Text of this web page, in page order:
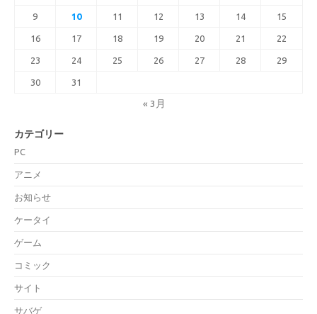
9 10 11 12 13 14 15
16 17 18 19 20 21 22
23 24 25 26 27 28 29
30 31
« 3月
カテゴリー
PC
アニメ
お知らせ
ケータイ
ゲーム
コミック
サイト
サバゲ